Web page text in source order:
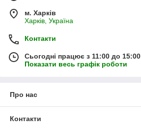
м. Харків
Харків, Україна
Контакти
Сьогодні працює з 11:00 до 15:00
Показати весь графік роботи
Про нас
Контакти